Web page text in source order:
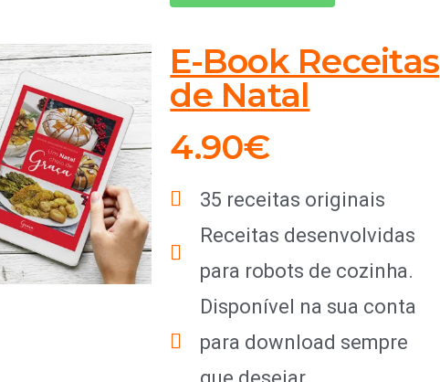
E-Book Receitas
de Natal
4.90€
35 receitas originais
Receitas desenvolvidas
para robots de cozinha.
Disponível na sua conta
para download sempre